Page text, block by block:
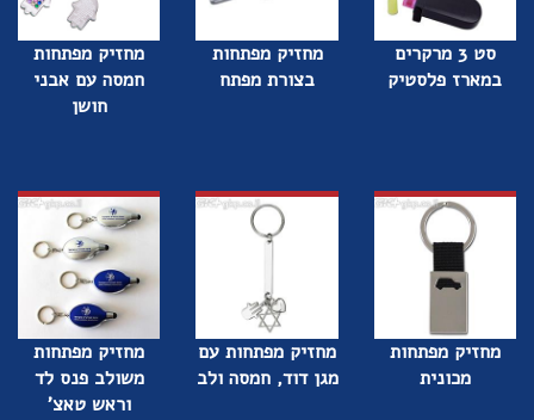
סט 3 מרקרים
במארז פלסטיק
מחזיק מפתחות
בצורת מפתח
מחזיק מפתחות
חמסה עם אבני
חושן
מחזיק מפתחות
מכונית
מחזיק מפתחות עם
מגן דוד, חמסה ולב
מחזיק מפתחות
משולב פנס לד
וראש טאצ'